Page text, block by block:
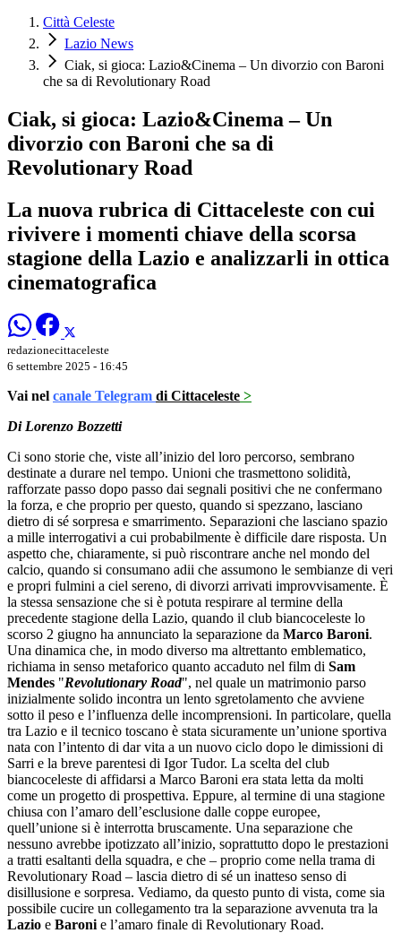
Città Celeste
Lazio News
Ciak, si gioca: Lazio&Cinema – Un divorzio con Baroni
che sa di Revolutionary Road
Ciak, si gioca: Lazio&Cinema – Un
divorzio con Baroni che sa di
Revolutionary Road
La nuova rubrica di Cittaceleste con cui
rivivere i momenti chiave della scorsa
stagione della Lazio e analizzarli in ottica
cinematografica
redazionecittaceleste
6 settembre 2025 - 16:45
Vai nel canale Telegram di Cittaceleste >
Di Lorenzo Bozzetti
Ci sono storie che, viste all’inizio del loro percorso, sembrano
destinate a durare nel tempo. Unioni che trasmettono solidità,
rafforzate passo dopo passo dai segnali positivi che ne confermano
la forza, e che proprio per questo, quando si spezzano, lasciano
dietro di sé sorpresa e smarrimento. Separazioni che lasciano spazio
a mille interrogativi a cui probabilmente è difficile dare risposta. Un
aspetto che, chiaramente, si può riscontrare anche nel mondo del
calcio, quando si consumano adii che assumono le sembianze di veri
e propri fulmini a ciel sereno, di divorzi arrivati improvvisamente. È
la stessa sensazione che si è potuta respirare al termine della
precedente stagione della Lazio, quando il club biancoceleste lo
scorso 2 giugno ha annunciato la separazione da Marco Baroni.
Una dinamica che, in modo diverso ma altrettanto emblematico,
richiama in senso metaforico quanto accaduto nel film di Sam
Mendes "Revolutionary Road", nel quale un matrimonio parso
inizialmente solido incontra un lento sgretolamento che avviene
sotto il peso e l’influenza delle incomprensioni. In particolare, quella
tra Lazio e il tecnico toscano è stata sicuramente un’unione sportiva
nata con l’intento di dar vita a un nuovo ciclo dopo le dimissioni di
Sarri e la breve parentesi di Igor Tudor. La scelta del club
biancoceleste di affidarsi a Marco Baroni era stata letta da molti
come un progetto di prospettiva. Eppure, al termine di una stagione
chiusa con l’amaro dell’esclusione dalle coppe europee,
quell’unione si è interrotta bruscamente. Una separazione che
nessuno avrebbe ipotizzato all’inizio, soprattutto dopo le prestazioni
a tratti esaltanti della squadra, e che – proprio come nella trama di
Revolutionary Road – lascia dietro di sé un inatteso senso di
disillusione e sorpresa. Vediamo, da questo punto di vista, come sia
possibile cucire un collegamento tra la separazione avvenuta tra la
Lazio e Baroni e l’amaro finale di Revolutionary Road.